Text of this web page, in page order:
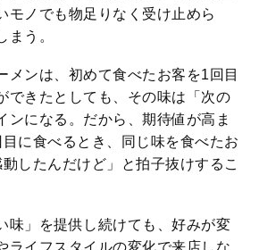
モノでも物足りなく受け止めら
まう。
メンは、初めて食べたお客を1回目
できたとしても、その味は「次の
ンになる。だから、期待値が高ま
に食べるとき、同じ味を食べたお
したんだけど」と拍子抜けするこ
味」を提供し続けても、好みが変
ライフスタイルの変化で来店しな